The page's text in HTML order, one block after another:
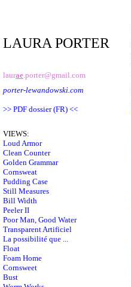
LAURA PORTER
laurae.porter@gmail.com
porter-lewandowski.com
>> PDF dossier (FR) <<
VIEWS:
Loud Armor
Clean Counter
Golden Grammar
Cornsweat
Pudding Case
Still Measures
Bill Width
Peeler II
Poor Man, Good Water
Transparent Artificiel
La possibilité que ...
Float
Foam Home
Cornsweet
Bust